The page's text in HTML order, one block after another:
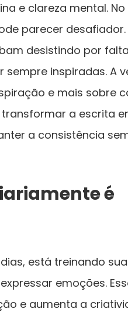
e clareza mental.
parecer
desistindo por
inspiradas. A
e mais sobre
a escrita
a consistência
é
está treinando
emoções.
e aumenta a